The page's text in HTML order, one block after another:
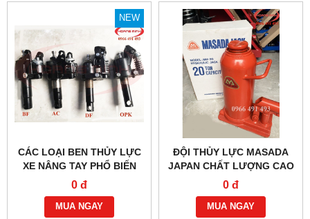
NEW
CÁC LOẠI BEN THỦY LỰC
XE NÂNG TAY PHỔ BIẾN
HIỆN NAY
0 đ
MUA NGAY
ĐỘI THỦY LỰC MASADA
JAPAN CHẤT LƯỢNG CAO
0 đ
MUA NGAY